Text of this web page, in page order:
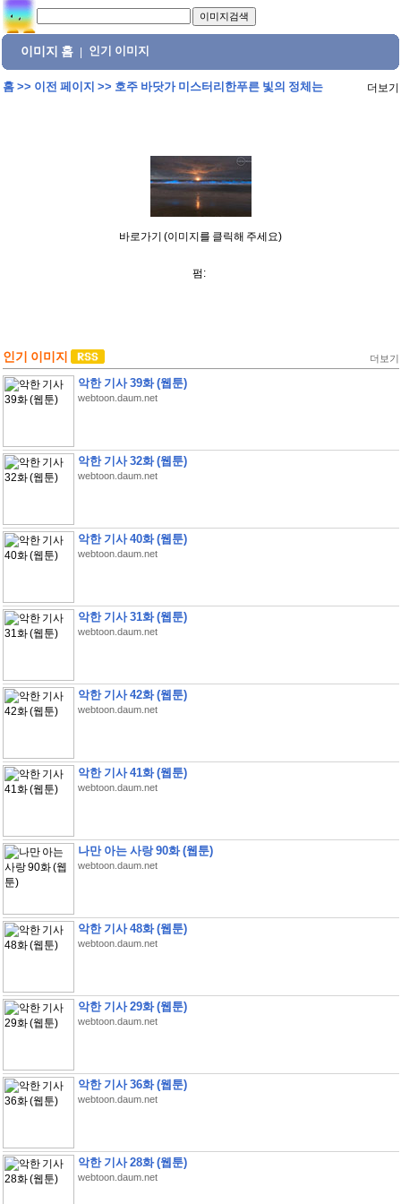
이미지 홈 인기 이미지
홈>> 이전 페이지 >> 호주 바닷가 미스터리한푸른 빛의 정체는 더보기
바로가기 (이미지를 클릭해 주세요)
펌:
인기 이미지 더보기
악한 기사 39화 (웹툰)
webtoon.daum.net
악한 기사 32화 (웹툰)
webtoon.daum.net
악한 기사 40화 (웹툰)
webtoon.daum.net
악한 기사 31화 (웹툰)
webtoon.daum.net
악한 기사 42화 (웹툰)
webtoon.daum.net
악한 기사 41화 (웹툰)
webtoon.daum.net
나만 아는 사랑 90화 (웹툰)
webtoon.daum.net
악한 기사 48화 (웹툰)
webtoon.daum.net
악한 기사 29화 (웹툰)
webtoon.daum.net
악한 기사 36화 (웹툰)
webtoon.daum.net
악한 기사 28화 (웹툰)
webtoon.daum.net